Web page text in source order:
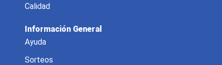
Calidad
Información General
Ayuda
Sorteos